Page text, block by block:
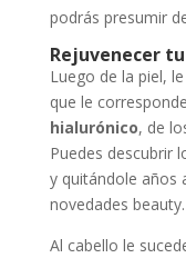
podrás presumir
Rejuvenecer tu
Luego de la piel,
que le
hialurónico, de
Puedes descubrir
y quitándole años
novedades
Al cabello le